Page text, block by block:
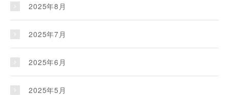
2025年8月
2025年7月
2025年6月
2025年5月